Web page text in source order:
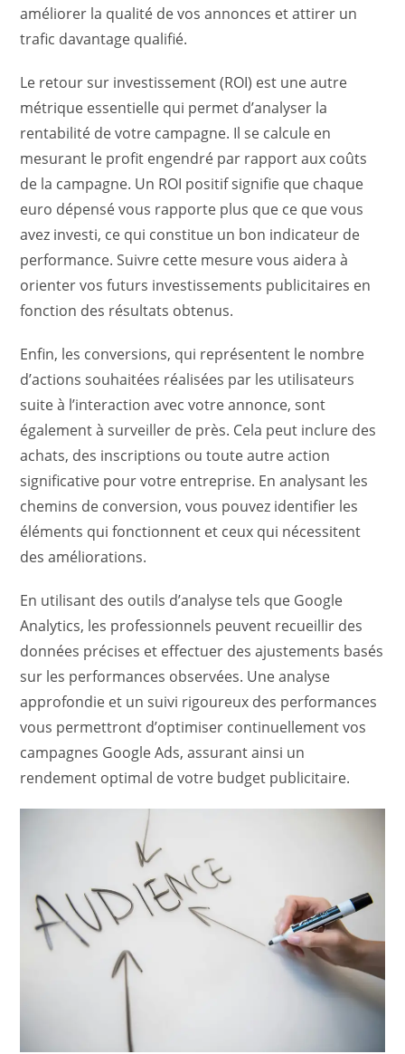
améliorer la qualité de vos annonces et attirer un
trafic davantage qualifié.
Le retour sur investissement (ROI) est une autre
métrique essentielle qui permet d’analyser la
rentabilité de votre campagne. Il se calcule en
mesurant le profit engendré par rapport aux coûts
de la campagne. Un ROI positif signifie que chaque
euro dépensé vous rapporte plus que ce que vous
avez investi, ce qui constitue un bon indicateur de
performance. Suivre cette mesure vous aidera à
orienter vos futurs investissements publicitaires en
fonction des résultats obtenus.
Enfin, les conversions, qui représentent le nombre
d’actions souhaitées réalisées par les utilisateurs
suite à l’interaction avec votre annonce, sont
également à surveiller de près. Cela peut inclure des
achats, des inscriptions ou toute autre action
significative pour votre entreprise. En analysant les
chemins de conversion, vous pouvez identifier les
éléments qui fonctionnent et ceux qui nécessitent
des améliorations.
En utilisant des outils d’analyse tels que Google
Analytics, les professionnels peuvent recueillir des
données précises et effectuer des ajustements basés
sur les performances observées. Une analyse
approfondie et un suivi rigoureux des performances
vous permettront d’optimiser continuellement vos
campagnes Google Ads, assurant ainsi un
rendement optimal de votre budget publicitaire.